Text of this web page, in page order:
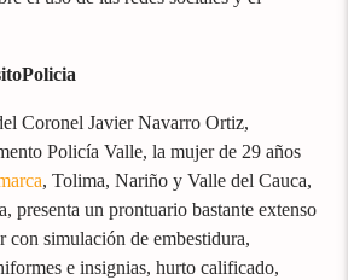
Coronel Javier Navarro Ortiz,
Policía Valle, la mujer de 29 años
, Tolima, Nariño y Valle del Cauca,
presenta un prontuario bastante extenso
con simulación de embestidura,
e insignias, hurto calificado,